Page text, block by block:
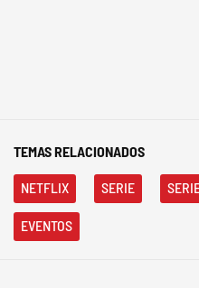
TEMAS RELACIONADOS
NETFLIX SERIE
EVENTOS